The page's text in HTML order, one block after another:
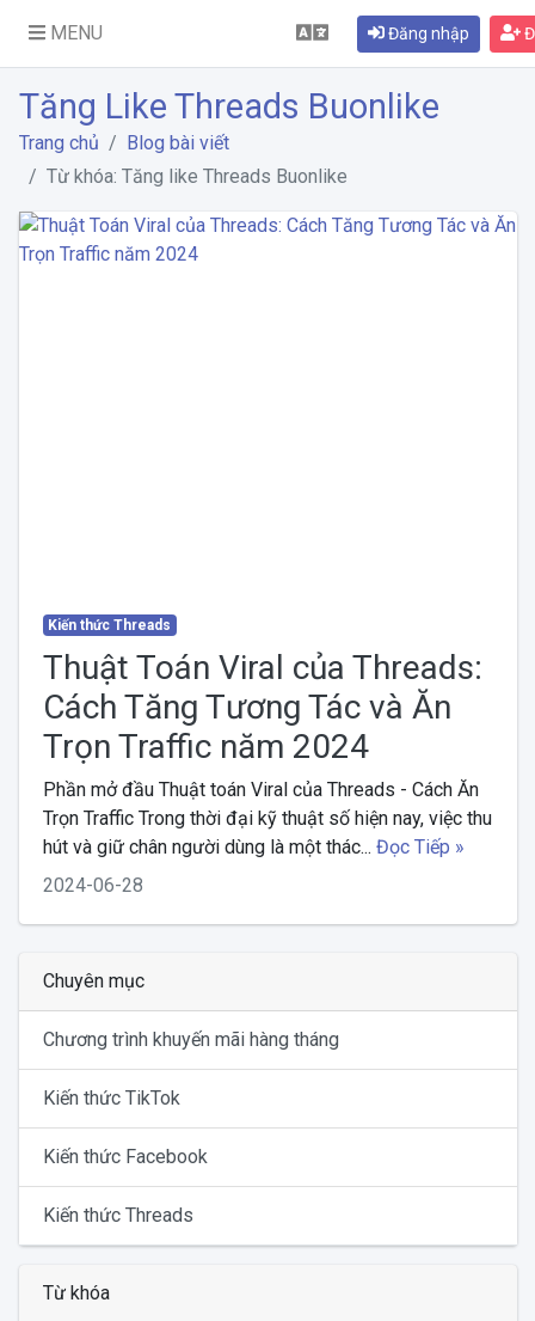
MENU Đăng nhập
Tăng Like Threads Buonlike
Trang chủ
Blog bài viết
Từ khóa: Tăng like Threads Buonlike
Kiến thức Threads
Thuật Toán Viral của Threads:
Cách Tăng Tương Tác và Ăn
Trọn Traffic năm 2024
Phần mở đầu Thuật toán Viral của Threads - Cách Ăn
Trọn Traffic Trong thời đại kỹ thuật số hiện nay, việc thu
hút và giữ chân người dùng là một thác... Đọc Tiếp »
2024-06-28
Chuyên mục
Chương trình khuyến mãi hàng tháng
Kiến thức TikTok
Kiến thức Facebook
Kiến thức Threads
Từ khóa